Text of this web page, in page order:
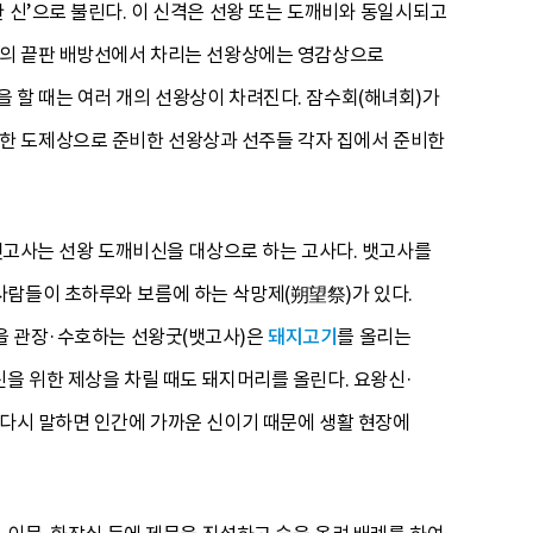
’으로 불린다. 이 신격은 선왕 또는 도깨비와 동일시되고
끝판 배방선에서 차리는 선왕상에는 영감상으로
할 때는 여러 개의 선왕상이 차려진다. 잠수회(해녀회)가
도제상으로 준비한 선왕상과 선주들 각자 집에서 준비한
사는 선왕 도깨비신을 대상으로 하는 고사다. 뱃고사를
들이 초하루와 보름에 하는 삭망제(朔望祭)가 있다.
관장·수호하는 선왕굿(뱃고사)은돼지고기를 올리는
위한 제상을 차릴 때도 돼지머리를 올린다. 요왕신·
시 말하면 인간에 가까운 신이기 때문에 생활 현장에